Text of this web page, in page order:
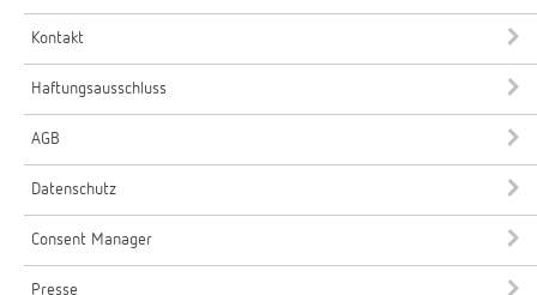
Kontakt
Haftungsausschluss
AGB
Datenschutz
Consent Manager
Presse